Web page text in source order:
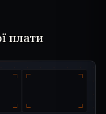
плати